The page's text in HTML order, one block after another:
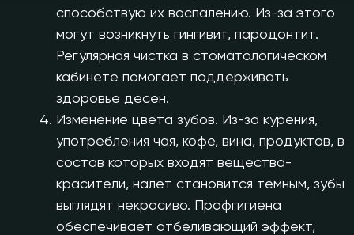
способствую их воспалению. Из-за этого
могут возникнуть гингивит, пародонтит.
Регулярная чистка в стоматологическом
кабинете помогает поддерживать
здоровье десен.
Изменение цвета зубов. Из-за курения,
употребления чая, кофе, вина, продуктов, в
состав которых входят вещества-
красители, налет становится темным, зубы
выглядят некрасиво. Профгигиена
обеспечивает отбеливающий эффект,